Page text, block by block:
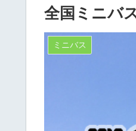
全国ミニバ
ミニバス